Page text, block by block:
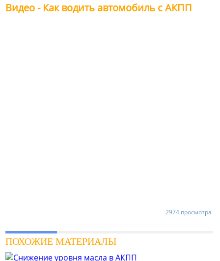
Видео - Как водить автомобиль с АКПП
2974 просмотра
ПОХОЖИЕ МАТЕРИАЛЫ